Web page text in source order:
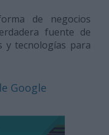
de negocios
fuente de
y tecnologías para
Google